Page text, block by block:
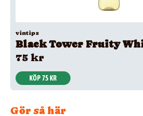
vintips
Black Tower Fruity
75 kr
KÖP 75 KR
Gör så här